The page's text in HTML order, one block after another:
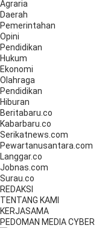
Agraria
Daerah
Pemerintahan
Opini
Pendidikan
Hukum
Ekonomi
Olahraga
Pendidikan
Hiburan
Beritabaru.co
Kabarbaru.co
Serikatnews.com
Pewartanusantara.com
Langgar.co
Jobnas.com
Surau.co
REDAKSI
TENTANG KAMI
KERJASAMA
PEDOMAN MEDIA CYBER